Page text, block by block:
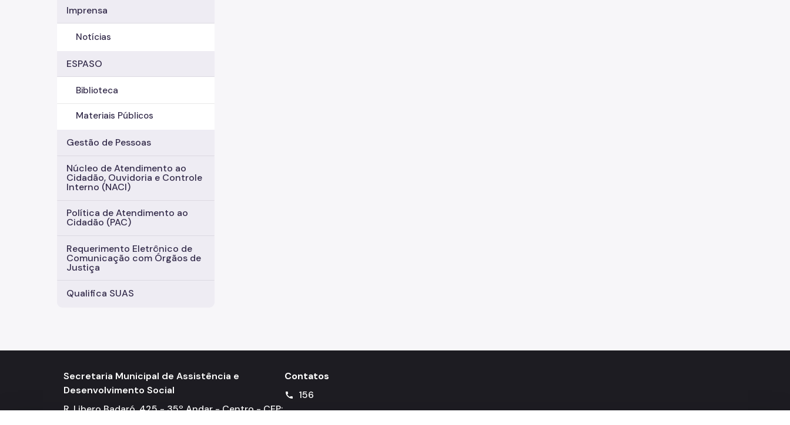
Imprensa
Notícias
ESPASO
Biblioteca
Materiais Públicos
Gestão de Pessoas
Núcleo de Atendimento ao
Cidadão, Ouvidoria e Controle
Interno (NACI)
Política de Atendimento ao
Cidadão (PAC)
Requerimento Eletrônico de
Comunicação com Órgãos de
Justiça
Qualifica SUAS
Secretaria Municipal de Assistência e
Desenvolvimento Social
R. Libero Badaró, 425 - 35º Andar - Centro - CEP:
Contatos
call 156